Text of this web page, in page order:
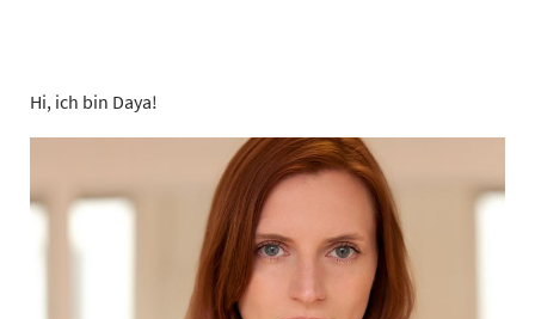
Hi, ich bin Daya!